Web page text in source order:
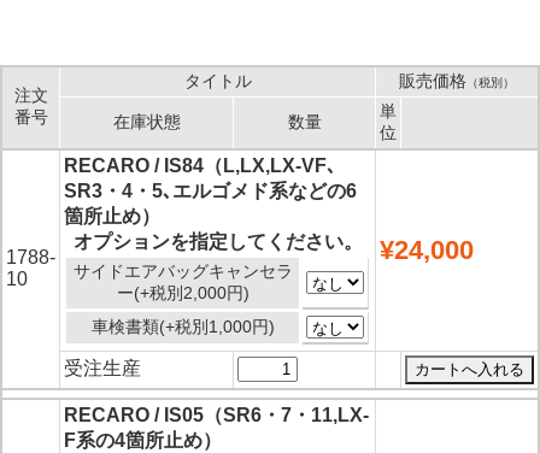
注文
番号
タイトル 販売価格 （税別）
在庫状態 数量
単
位
1788-
10
RECARO / IS84（L,LX,LX-VF､
SR3・4・5､エルゴメド系などの6
箇所止め）
オプションを指定してください。
サイドエアバッグキャンセラ
ー(+税別2,000円)
車検書類(+税別1,000円)
¥24,000
受注生産
RECARO / IS05（SR6・7・11,LX-
F系の4箇所止め）